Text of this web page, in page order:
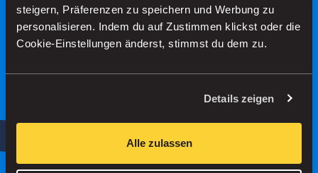
steigern, Präferenzen zu speichern und Werbung zu
personalisieren. Indem du auf Zustimmen klickst oder die
Cookie-Einstellungen änderst, stimmst du dem zu.
Details zeigen
Alle zulassen
Finden Sie Ihren Parkplatz in
Sekundenschnelle
Parken Sie intelligenter, mit unserer
App.